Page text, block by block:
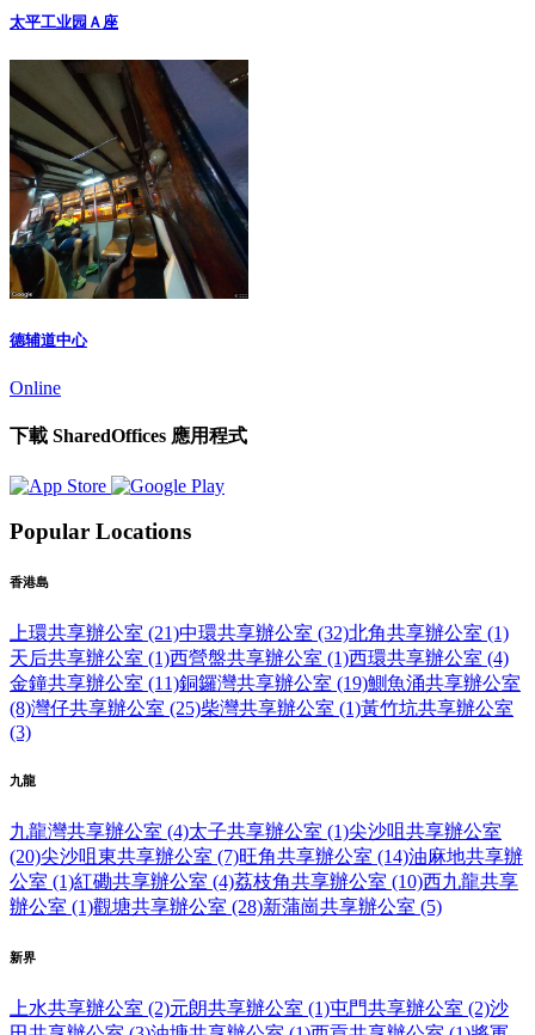
太平工业园Ａ座
德辅道中心
Online
下載 SharedOffices 應用程式
Popular Locations
香港島
上環共享辦公室 (21)中環共享辦公室 (32)北角共享辦公室 (1)
天后共享辦公室 (1)西營盤共享辦公室 (1)西環共享辦公室 (4)
金鐘共享辦公室 (11)銅鑼灣共享辦公室 (19)鰂魚涌共享辦公室
(8)灣仔共享辦公室 (25)柴灣共享辦公室 (1)黃竹坑共享辦公室
(3)
九龍
九龍灣共享辦公室 (4)太子共享辦公室 (1)尖沙咀共享辦公室
(20)尖沙咀東共享辦公室 (7)旺角共享辦公室 (14)油麻地共享辦
公室 (1)紅磡共享辦公室 (4)荔枝角共享辦公室 (10)西九龍共享
辦公室 (1)觀塘共享辦公室 (28)新蒲崗共享辦公室 (5)
新界
上水共享辦公室 (2)元朗共享辦公室 (1)屯門共享辦公室 (2)沙